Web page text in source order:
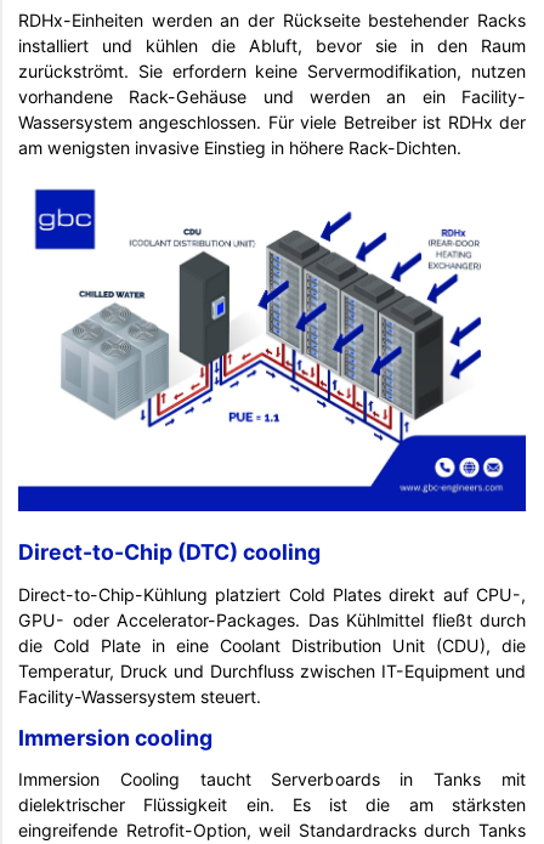
RDHx-Einheiten werden an der Rückseite bestehender Racks
installiert und kühlen die Abluft, bevor sie in den Raum
zurückströmt. Sie erfordern keine Servermodifikation, nutzen
vorhandene Rack-Gehäuse und werden an ein Facility-
Wassersystem angeschlossen. Für viele Betreiber ist RDHx der
am wenigsten invasive Einstieg in höhere Rack-Dichten.
Direct-to-Chip (DTC) cooling
Direct-to-Chip-Kühlung platziert Cold Plates direkt auf CPU-,
GPU- oder Accelerator-Packages. Das Kühlmittel fließt durch
die Cold Plate in eine Coolant Distribution Unit (CDU), die
Temperatur, Druck und Durchfluss zwischen IT-Equipment und
Facility-Wassersystem steuert.
Immersion cooling
Immersion Cooling taucht Serverboards in Tanks mit
dielektrischer Flüssigkeit ein. Es ist die am stärksten
eingreifende Retrofit-Option, weil Standardracks durch Tanks